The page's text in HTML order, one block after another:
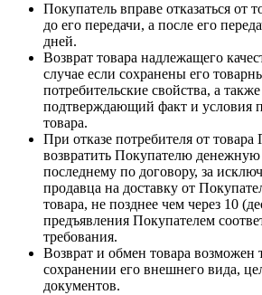
Покупатель вправе отказаться от
до его передачи, а после его
дней.
Возврат товара надлежащего
случае если сохранены его
потребительские свойства, а
подтверждающий факт и условия
товара.
При отказе потребителя от товара
возвратить Покупателю
последнему по договору, за
продавца на доставку от
товара, не позднее чем через 10
предъявления Покупателем
требования.
Возврат и обмен товара возможен
сохранении его внешнего вида,
документов.